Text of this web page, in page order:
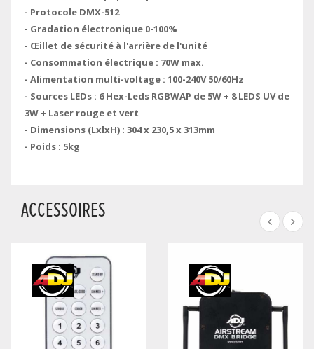
- Protocole DMX-512
- Gradation électronique 0-100%
- Œillet de sécurité à l'arrière de l'unité
- Consommation électrique : 70W max.
- Alimentation multi-voltage : 100-240V 50/60Hz
- Sources LEDs : 6 Hex-Leds RGBWAP de 5W + 8 LEDS UV de
3W + Laser rouge et vert
- Dimensions (LxlxH) : 304 x 230,5 x 313mm
- Poids : 5kg
ACCESSOIRES